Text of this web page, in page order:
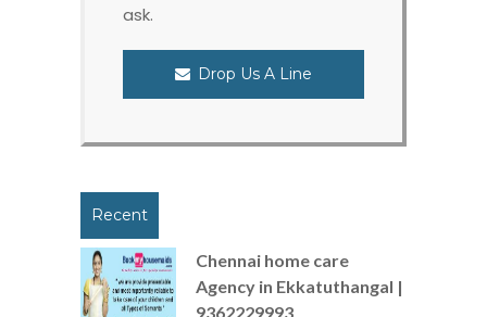
ask.
Drop Us A Line
Recent
Chennai home care
Agency in Ekkatuthangal |
9362229993